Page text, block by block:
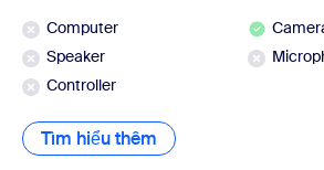
Computer
Speaker
Controller
Tìm hiểu thêm Tìm hiểu thêm